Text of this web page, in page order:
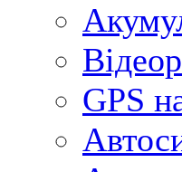
GPS